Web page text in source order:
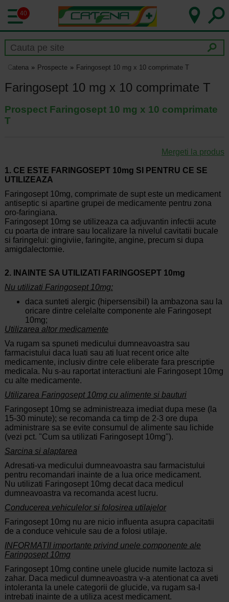
40
Catena Prospecte Faringosept 10 mg x 10 comprimate T
Faringosept 10 mg x 10 comprimate T
Prospect Faringosept 10 mg x 10 comprimate
T
Mergeti la produs
1. CE ESTE FARINGOSEPT 10mg S I PENTRU CE SE
UTILIZEAZA
Faringosept 10mg, comprimate de supt este un medicament
antiseptic si apartine grupei de medicamente pentru zona
oro-faringiana.
Faringosept 10mg se utilizeaza ca adjuvantin infectii acute
cu poarta de intrare sau localizare la nivelul cavitatii bucale
si faringelui: gingiviie, faringite, angine, precum si dupa
amigdalectomie.
2. NAINTE SAUTILIZATI FARINGOSEPT 10mg
Nu utilizati Faringosept 10mg:
daca sunteti alergic (hipersensibil) la ambazona sau la
oricare dintre celelalte componente ale Faringosept
10mg;
Utilizarea altor medicamente
Va rugam sa spuneti medicului dumneavoastra sau
farmacistului daca luati sau ati luat recent orice alte
medicamente, inclusiv dintre cele eliberate fara prescriptie
medicala. Nu s-au raportat interactiuni ale Faringosept 10mg
cu alte medicamente.
Utilizarea Faringosept 10mg cu alimente si bauturi
Faringosept 10mg se administreaza imediat dupa mese (la
15-30 minute); se recomanda ca timp de 2-3 ore dupa
administrare sa se evite consumul de alimente sau lichide
(vezi pct. "Cum sa utilizati Faringosept 10mg").
Sarcina si alaptarea
Adresati-va medicului dumneavoastra sau farmacistului
pentru recomandari inainte de a lua orice medicament.
Nu utilizati Faringosept 10mg decat daca medicul
dumneavoastra va recomanda acest lucru.
Conducerea vehiculelor si folosirea utilajelor
Faringosept 10mg nu are nicio influenta asupra capacitatii
de a conduce vehicule sau de a folosi utilaje.
INFORMATII importante privind unele componente ale
Faringosept 10mg
Faringosept 10mg contine unele glucide numite lactoza si
zahar. Daca medicul dumneavoastra v-a atentionat ca aveti
intoleranta la unele categorii de glucide, va rugam sa-l
intrebati inainte de a utiliza acest medicament.